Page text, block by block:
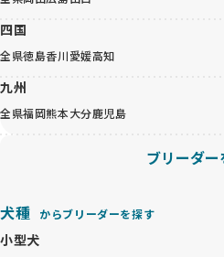
四国
全県徳島香川愛媛高知
九州
全県福岡熊本大分鹿児島
ブリーダー
犬種 からブリーダーを探す
小型犬